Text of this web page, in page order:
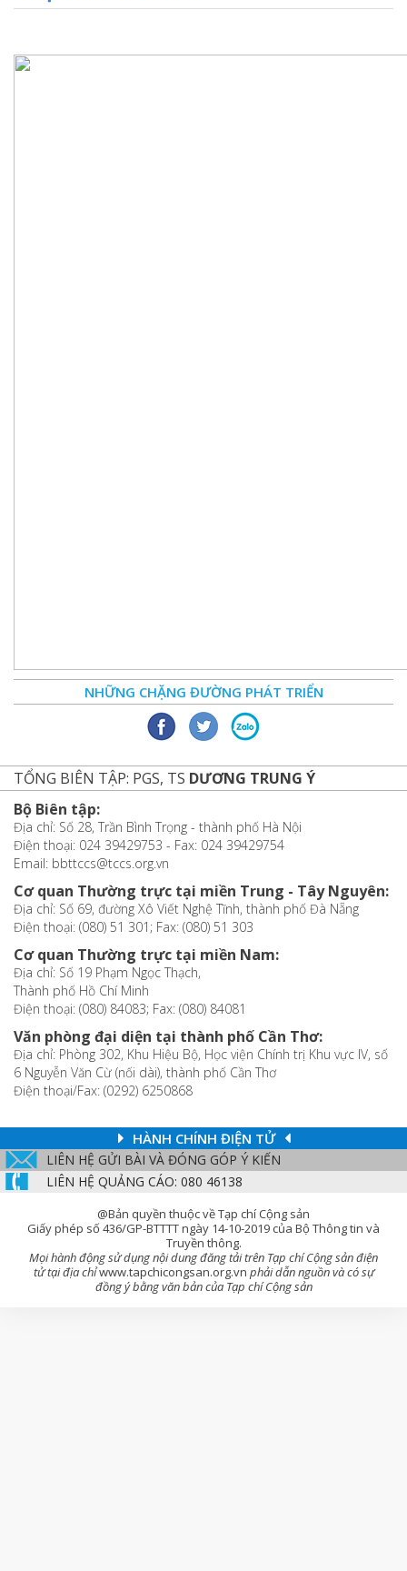
NHỮNG CHẶNG ĐƯỜNG PHÁT TRIỂN
TỔNG BIÊN TẬP: PGS, TS DƯƠNG TRUNG Ý
Bộ Biên tập:
Địa chỉ: Số 28, Trần Bình Trọng - thành phố Hà Nội
Điện thoại: 024 39429753 - Fax: 024 39429754
Email: bbttccs@tccs.org.vn
Cơ quan Thường trực tại miền Trung - Tây Nguyên:
Địa chỉ: Số 69, đường Xô Viết Nghệ Tĩnh, thành phố Đà Nẵng
Điện thoại: (080) 51 301; Fax: (080) 51 303
Cơ quan Thường trực tại miền Nam:
Địa chỉ: Số 19 Phạm Ngọc Thạch,
Thành phố Hồ Chí Minh
Điện thoại: (080) 84083; Fax: (080) 84081
Văn phòng đại diện tại thành phố Cần Thơ:
Địa chỉ: Phòng 302, Khu Hiệu Bộ, Học viện Chính trị Khu vực IV, số
6 Nguyễn Văn Cừ (nối dài), thành phố Cần Thơ
Điện thoại/Fax: (0292) 6250868
HÀNH CHÍNH ĐIỆN TỬ
LIÊN HỆ GỬI BÀI VÀ ĐÓNG GÓP Ý KIẾN
LIÊN HỆ QUẢNG CÁO: 080 46138
@Bản quyền thuộc về Tạp chí Cộng sản
Giấy phép số 436/GP-BTTTT ngày 14-10-2019 của Bộ Thông tin và
Truyền thông.
Mọi hành động sử dụng nội dung đăng tải trên Tạp chí Cộng sản điện
tử tại địa chỉwww.tapchicongsan.org.vn phải dẫn nguồn và có sự
đồng ý bằng văn bản của Tạp chí Cộng sản